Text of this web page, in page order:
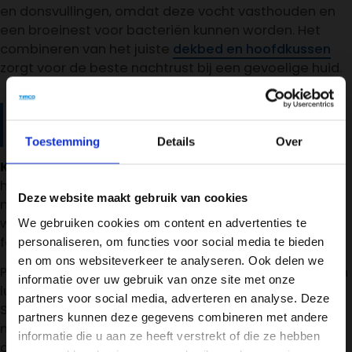
Toestemming Details Over
Deze website maakt gebruik van cookies
We gebruiken cookies om content en advertenties te
personaliseren, om functies voor social media te bieden
en om ons websiteverkeer te analyseren. Ook delen we
informatie over uw gebruik van onze site met onze
partners voor social media, adverteren en analyse. Deze
partners kunnen deze gegevens combineren met andere
informatie die u aan ze heeft verstrekt of die ze hebben
en donsvullingen, omdat deze vocht vasthouden en
een broeinest voor bacteriën kunnen worden. Het
combineren van het juiste dekbed en hoofdkussen
zorgt voor de beste nachtrust bij een gevoelige huid.
Waarom zijn katoenen lakens vaak
de beste keuze bij eczeem?
Katoen is van nature ademend en zacht
materiaal absorbeert vocht goed en laat lucht door,
wat overmatig zweten voorkomt – een belangrijke
factor bij het voorkomen van eczeemopvlammingen.
Percalekatoen is vaak de beste keuze, omdat het een
luchtige weving heeft die extra ademend is.
Satijnkatoen voelt weliswaar luxer aan, maar kan
meer warmte vasthouden. Let bij de aankoop op de
draaddichtheid: tussen de 200 en 400 draden per